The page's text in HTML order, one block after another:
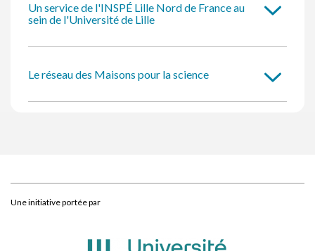
Un service de l'INSPÉ Lille Nord de France au
sein de l'Université de Lille
Le réseau des Maisons pour la science
Une initiative portée par